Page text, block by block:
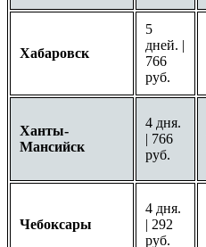
Хабаровск
5
дней. |
766
руб.
Ханты-
Мансийск
4 дня.
| 766
руб.
Чебоксары
4 дня.
| 292
руб.